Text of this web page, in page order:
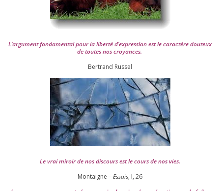
L’argument fon­da­men­tal pour la liber­té d’expression est le carac­tère dou­teux
de toutes nos croyances.
Ber­trand Russel
Le vrai miroir de nos dis­cours est le cours de nos vies.
Montaigne –Essais, I, 26